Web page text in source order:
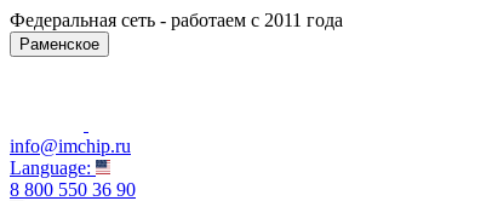
Федеральная сеть - работаем с 2011 года
Раменское
info@imchip.ru
Language:
8 800 550 36 90